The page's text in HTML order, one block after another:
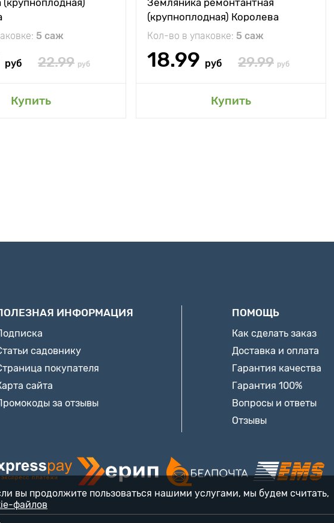
5 саж
руб 22.99 руб
Купить
Земляника ремонтантная
(крупноплодная) Королева
Елизавета
Кол-во в упаковке: 5 саж
18.99 руб 29.99 руб
Купить
ИНФОРМАЦИЯ
садовнику
покупателя
сайта
за отзывы
ПОМОЩЬ
Как сделать заказ
Доставка и оплата
Гарантия качества
Гарантия 100%
Вопросы и ответы
Отзывы
вы продолжите пользоваться нашими услугами, мы будем считать,
файлов